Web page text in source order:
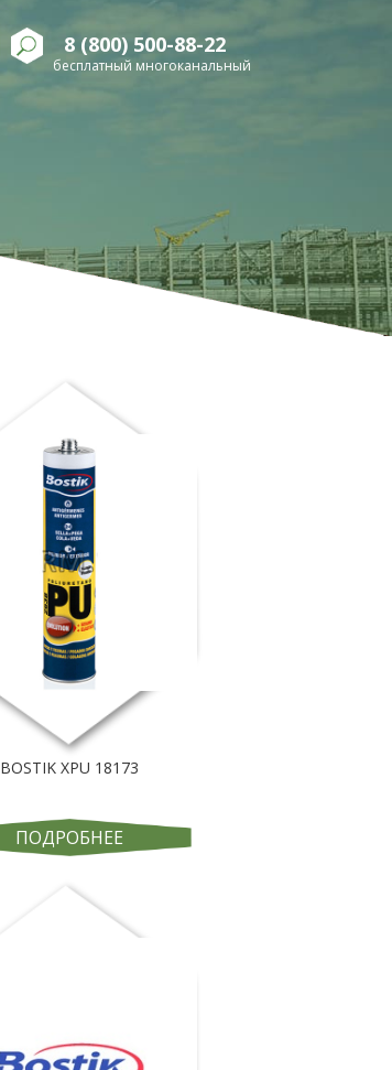
8 (800) 500-88-22
бесплатный многоканальный
BOSTIK XPU 18173
ПОДРОБНЕЕ